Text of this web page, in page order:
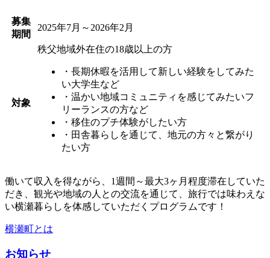
募集
期間
2025年7月～2026年2月
対象
秩父地域外在住の18歳以上の方
・長期休暇を活用して新しい経験をしてみた
い大学生など
・温かい地域コミュニティを感じてみたいフ
リーランスの方など
・移住のプチ体験がしたい方
・田舎暮らしを通じて、地元の方々と繋がり
たい方
働いて収入を得ながら、1週間～最大3ヶ月程度滞在していた
だき、観光や地域の人との交流を通じて、旅行では味わえな
い横瀬暮らしを体感していただくプログラムです！
横瀬町とは
お知らせ